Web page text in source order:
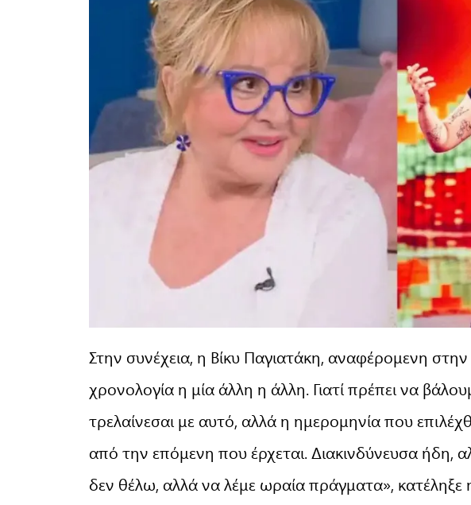
Στην συνέχεια, η Βίκυ Παγιατάκη, αναφέρομενη στην
χρονολογία η μία άλλη η άλλη. Γιατί πρέπει να
τρελαίνεσαι με αυτό, αλλά η ημερομηνία που
από την επόμενη που έρχεται. Διακινδύνευσα ήδη,
δεν θέλω, αλλά να λέμε ωραία πράγματα», κατέληξε